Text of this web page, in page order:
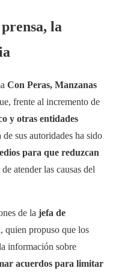
la
Con Peras, Manzanas
frente al incremento de
y otras entidades
de sus autoridades ha sido
para que reduzcan
atender las causas del
de la jefa de
, quien propuso que los
información sobre
acuerdos para limitar